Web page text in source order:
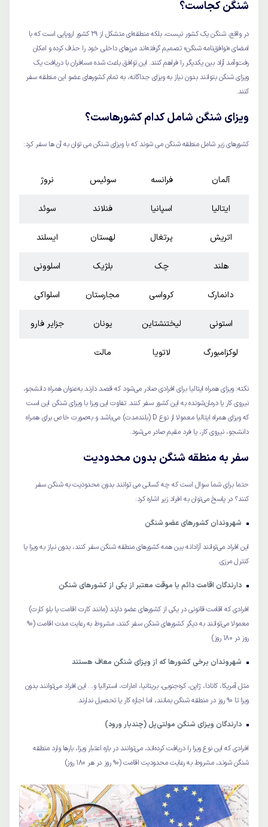
شنگن کجاست؟
در واقع، شنگن یک کشور نیست، بلکه منطقه‌ای متشکل از 29 کشور اروپایی است که با
امضای «توافق‌نامه شنگن» تصمیم گرفته‌اند مرزهای داخلی خود را حذف کرده و امکان
رفت‌وآمد آزاد بین یکدیگر را فراهم کنند. این توافق باعث شده مسافران با دریافت یک
ویزای شنگن بتوانند بدون نیاز به ویزای جداگانه، به تمام کشورهای عضو این منطقه سفر
کنند.
ویزای شنگن شامل کدام کشورهاست؟
کشورهای زیر شامل منطقه شنگن می شوند که با ویزای شنگن می توان به آن ها سفر کرد:
آلمان فرانسه سوئیس نروژ
ایتالیا اسپانیا فنلاند سوئد
اتریش پرتغال لهستان ایسلند
هلند چک بلژیک اسلوونی
دانمارک کرواسی مجارستان اسلواکی
استونی لیختنشتاین یونان جزایر فارو
لوکزامبورگ لاتویا مالت
نکته: ویزای همراه ایتالیا برای افرادی صادر می‌شود که قصد دارند به‌عنوان همراه دانشجو،
نیروی کار یا درمان‌شونده به این کشور سفر کنند. تفاوت این ویزا با ویزای شنگن این است
که ویزای همراه ایتالیا معمولا از نوع D (بلندمدت) می‌باشد و به‌صورت خاص برای همراه
دانشجو، نیروی کار، یا فرد مقیم صادر می‌شود.
سفر به منطقه شنگن بدون محدودیت
حتما برای شما سوال است که چه کسانی می توانند بدون محدودیت به شنگن سفر
کنند؟ در پاسخ می‌توان به افراد زیر اشاره کرد:
شهروندان کشورهای عضو شنگن
این افراد می‌توانند آزادانه بین همه کشورهای منطقه شنگن سفر کنند، بدون نیاز به ویزا یا
کنترل مرزی.
دارندگان اقامت دائم یا موقت معتبر از یکی از کشورهای شنگن
افرادی که اقامت قانونی در یکی از کشورهای عضو دارند (مانند کارت اقامت یا بلو کارت)
معمولا می‌توانند به دیگر کشورهای شنگن سفر کنند، مشروط به رعایت مدت اقامت (۹۰
روز در ۱۸۰ روز)
شهروندان برخی کشورها که از ویزای شنگن معاف هستند
مثل آمریکا، کانادا، ژاپن، کره‌جنوبی، بریتانیا، امارات، استرالیا و… این افراد می‌توانند بدون
ویزا تا ۹۰ روز در منطقه شنگن بمانند، اما اجازه کار یا تحصیل ندارند.
دارندگان ویزای شنگن مولتی‌پل (چندبار ورود)
افرادی که این نوع ویزا را دریافت کرده‌اند، می‌توانند در بازه اعتبار ویزا، بارها وارد منطقه
شنگن شوند، مشروط به رعایت محدودیت اقامت (۹۰ روز در هر ۱۸۰ روز)